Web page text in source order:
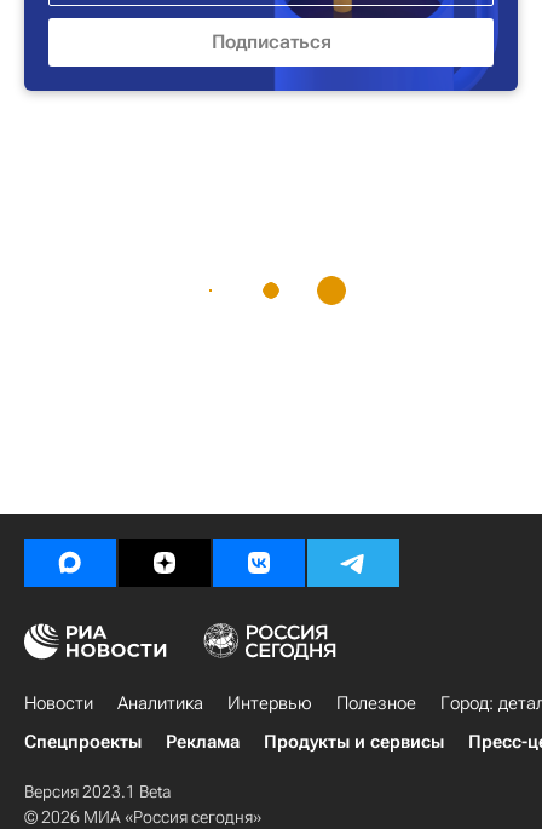
Новости Аналитика Интервью Полезное
Город:
Спецпроекты
Реклама Продукты и сервисы Пресс-
Версия 2023.1 Beta
© 2026 МИА «Россия сегодня»